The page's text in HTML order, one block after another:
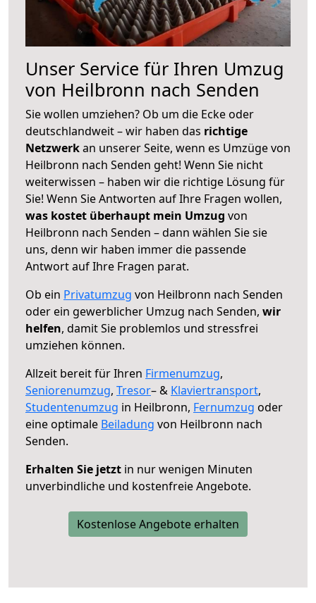
Unser Service für Ihren Umzug
von Heilbronn nach Senden
Sie wollen umziehen? Ob um die Ecke oder
deutschlandweit – wir haben das richtige
Netzwerkan unserer Seite, wenn es Umzüge von
Heilbronn nach Senden geht! Wenn Sie nicht
weiterwissen – haben wir die richtige Lösung für
Sie! Wenn Sie Antworten auf Ihre Fragen wollen,
was kostet überhaupt mein Umzug von
Heilbronn nach Senden – dann wählen Sie sie
uns, denn wir haben immer die passende
Antwort auf Ihre Fragen parat.
Ob ein Privatumzug von Heilbronn nach Senden
oder ein gewerblicher Umzug nach Senden, wir
helfen, damit Sie problemlos und stressfrei
umziehen können.
Allzeit bereit für Ihren Firmenumzug,
Seniorenumzug, Tresor– & Klaviertransport,
Studentenumzug in Heilbronn, Fernumzug oder
eine optimale Beiladung von Heilbronn nach
Senden.
Erhalten Sie jetzt in nur wenigen Minuten
unverbindliche und kostenfreie Angebote.
Kostenlose Angebote erhalten